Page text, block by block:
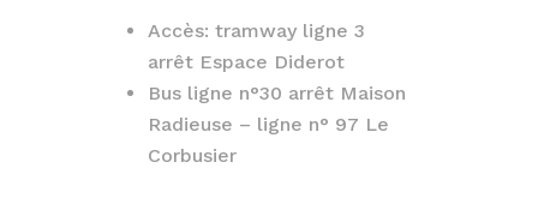
Accès: tramway ligne 3
arrêt Espace Diderot
Bus ligne n°30 arrêt Maison
Radieuse – ligne n° 97 Le
Corbusier